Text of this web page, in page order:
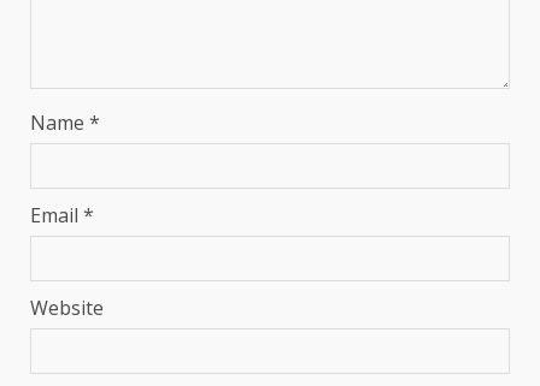
Name *
Email *
Website